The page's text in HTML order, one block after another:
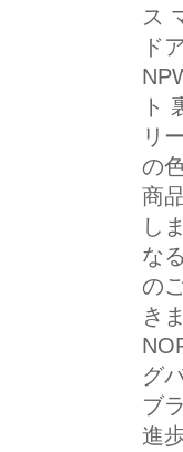
ス
ド
ト
リ
の
商
し
な
の
き
グ
ブ
進